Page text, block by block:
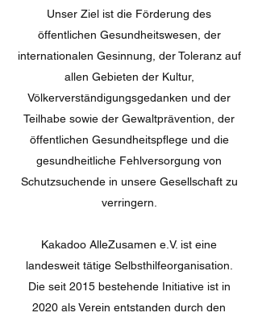
Unser Ziel ist die Förderung des
öffentlichen Gesundheitswesen, der
internationalen Gesinnung, der Toleranz auf
allen Gebieten der Kultur,
Völkerverständigungsgedanken und der
Teilhabe sowie der Gewaltprävention, der
öffentlichen Gesundheitspflege und die
gesundheitliche Fehlversorgung von
Schutzsuchende in unsere Gesellschaft zu
verringern.
Kakadoo AlleZusamen e.V. ist eine
landesweit tätige Selbsthilfeorganisation.
Die seit 2015 bestehende Initiative ist in
2020 als Verein entstanden durch den